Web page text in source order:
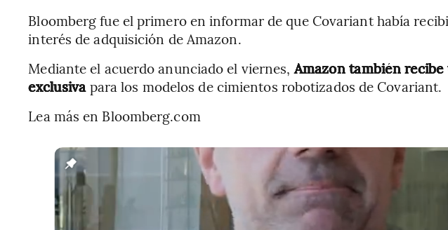
Bloomberg fue el primero en informar de que Covariant había
interés de adquisición de Amazon.
Mediante el acuerdo anunciado el viernes,Amazon también
exclusivapara los modelos de cimientos robotizados de Covariant.
Lea más en Bloomberg.com